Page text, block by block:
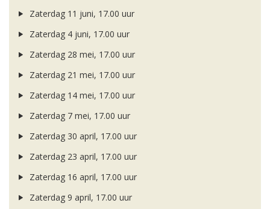
Zaterdag 11 juni, 17.00 uur
Zaterdag 4 juni, 17.00 uur
Zaterdag 28 mei, 17.00 uur
Zaterdag 21 mei, 17.00 uur
Zaterdag 14 mei, 17.00 uur
Zaterdag 7 mei, 17.00 uur
Zaterdag 30 april, 17.00 uur
Zaterdag 23 april, 17.00 uur
Zaterdag 16 april, 17.00 uur
Zaterdag 9 april, 17.00 uur